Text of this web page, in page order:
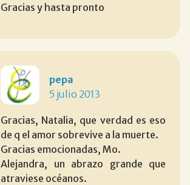
Gracias y hasta pronto
pepa
5 julio 2013
Gracias, Natalia, que verdad es eso
de q el amor sobrevive a la muerte.
Gracias emocionadas, Mo.
Alejandra, un abrazo grande que
atraviese océanos.